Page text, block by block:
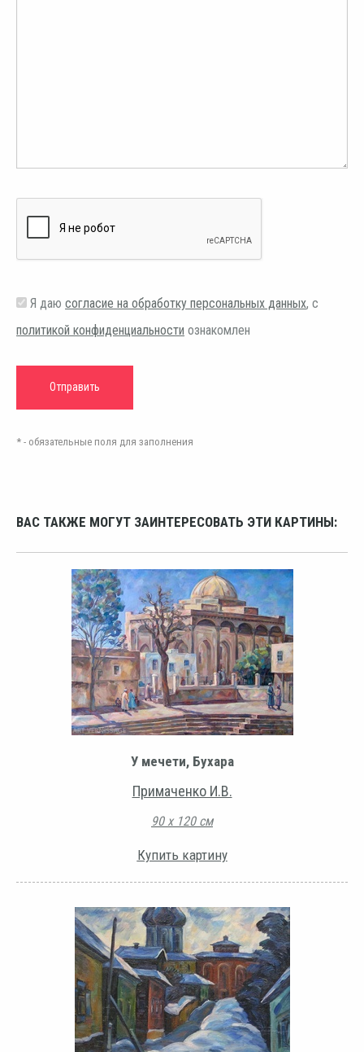
Я даю согласие на обработку персональных данных, с
политикой конфиденциальности ознакомлен
* - обязательные поля для заполнения
ВАС ТАКЖЕ МОГУТ ЗАИНТЕРЕСОВАТЬ ЭТИ КАРТИНЫ:
У мечети, Бухара
Примаченко И.В.
90 х 120 см
Купить картину